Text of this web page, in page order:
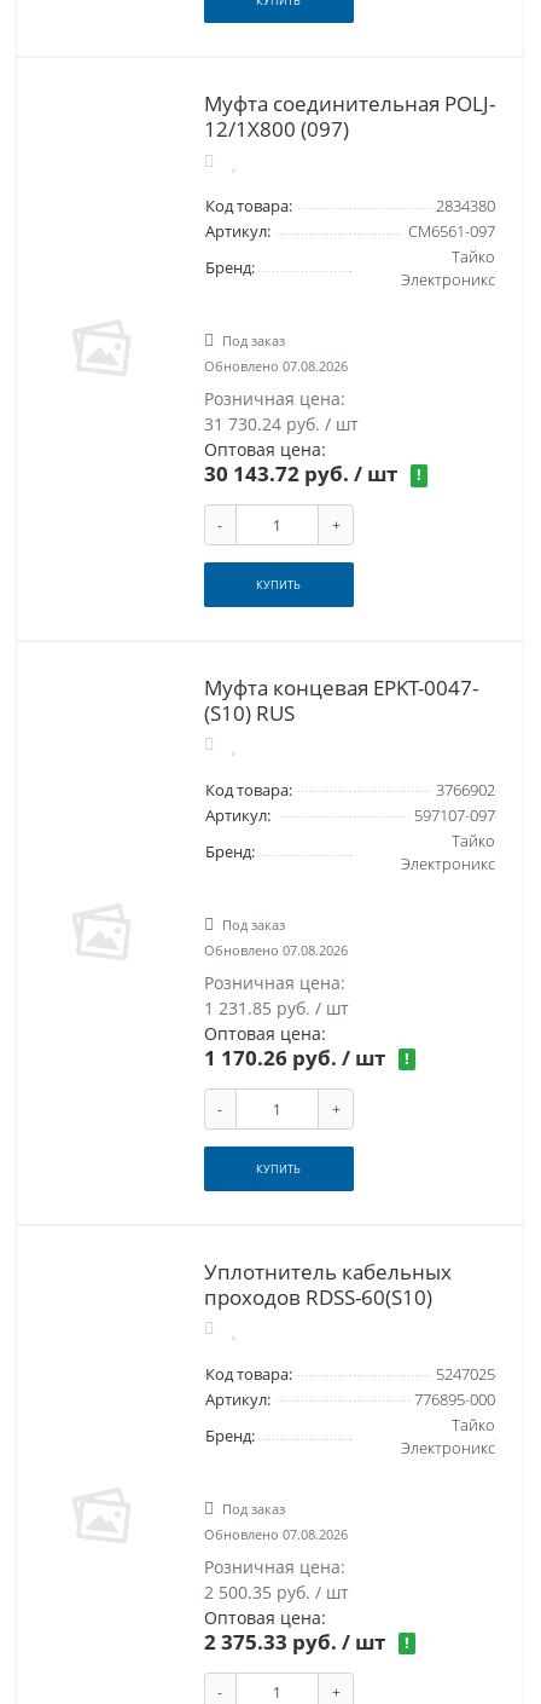
Муфта соединительная POLJ-
12/1X800 (097)
Код товара:
2834380
Артикул:
CM6561-097
Бренд:
Тайко
Электроникс
Под заказ
Обновлено 07.08.2026
Розничная цена:
31 730.24 руб. / шт
Оптовая цена:
30 143.72 руб. / шт !
- +
КУПИТЬ
Муфта концевая EPKT-0047-
(S10) RUS
Код товара:
3766902
Артикул:
597107-097
Бренд:
Тайко
Электроникс
Под заказ
Обновлено 07.08.2026
Розничная цена:
1 231.85 руб. / шт
Оптовая цена:
1 170.26 руб. / шт !
- +
КУПИТЬ
Уплотнитель кабельных
проходов RDSS-60(S10)
Код товара:
5247025
Артикул:
776895-000
Бренд:
Тайко
Электроникс
Под заказ
Обновлено 07.08.2026
Розничная цена:
2 500.35 руб. / шт
Оптовая цена:
2 375.33 руб. / шт !
- +